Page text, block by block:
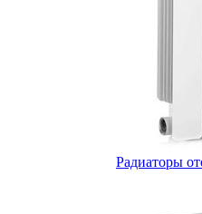
Радиаторы